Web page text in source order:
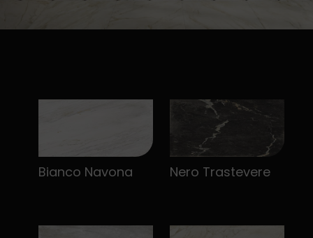
Bianco Navona Nero Trastevere